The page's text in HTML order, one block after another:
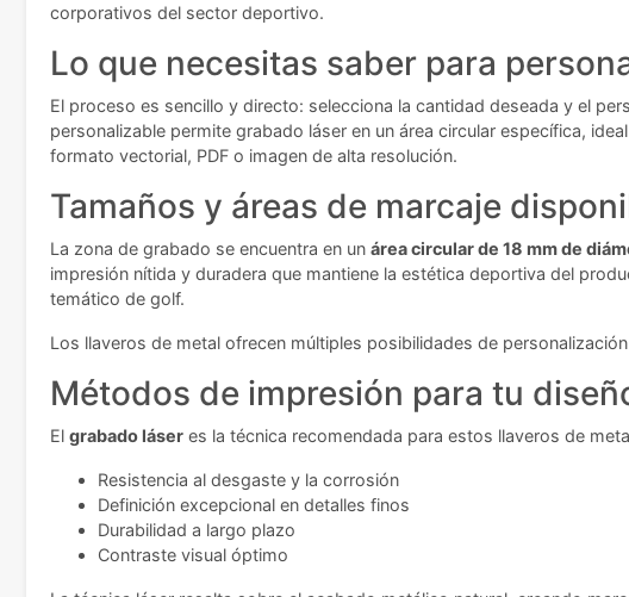
corporativos del sector deportivo.
Lo que necesitas saber para
El proceso es sencillo y directo: selecciona la cantidad deseada y el
personalizable permite grabado láser en un área circular específica,
formato vectorial, PDF o imagen de alta resolución.
Tamaños y áreas de marcaje
La zona de grabado se encuentra en un área circular de 18 mm de
impresión nítida y duradera que mantiene la estética deportiva del
temático de golf.
Los llaveros de metal ofrecen múltiples posibilidades de
Métodos de impresión para tu
El grabado láser es la técnica recomendada para estos llaveros de
Resistencia al desgaste y la corrosión
Definición excepcional en detalles finos
Durabilidad a largo plazo
Contraste visual óptimo